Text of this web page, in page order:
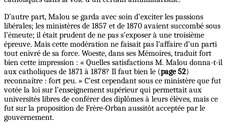
D’autre part, Malou se garda avec soin d’exciter les passions
libérales; les ministères de 1857 et de 1870 avaient succombé sous
l’émeute; il était prudent de ne pas s’exposer à une troisième
épreuve. Mais cette modération ne faisait pas l’affaire d’un parti
tout enivré de sa force. Woeste, dans ses Mémoires, traduit fort
bien cette impression : « Quelles satisfactions M. Malou donna-t-il
aux catholiques de 1871 à 1878? Il faut bien le (page 52)
reconnaître : fort peu. » C’est cependant sous ce ministère que fut
votée la loi sur l’enseignement supérieur qui permettait aux
universités libres de conférer des diplômes à leurs élèves, mais ce
fut sur la proposition de Frère-Orban aussitôt acceptée par le
gouvernement.